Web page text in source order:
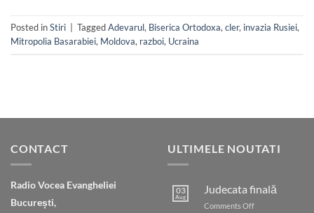
Posted inStiri TaggedAdevarul, Biserica Ortodoxa, cler, invazia Rusiei,
Mitropolia Basarabiei, Moldova, razboi, Ucraina
CONTACT
Radio Vocea Evangheliei
București,
ULTIMELE NOUTATI
03
Aug
Judecata finală
Comments Offon